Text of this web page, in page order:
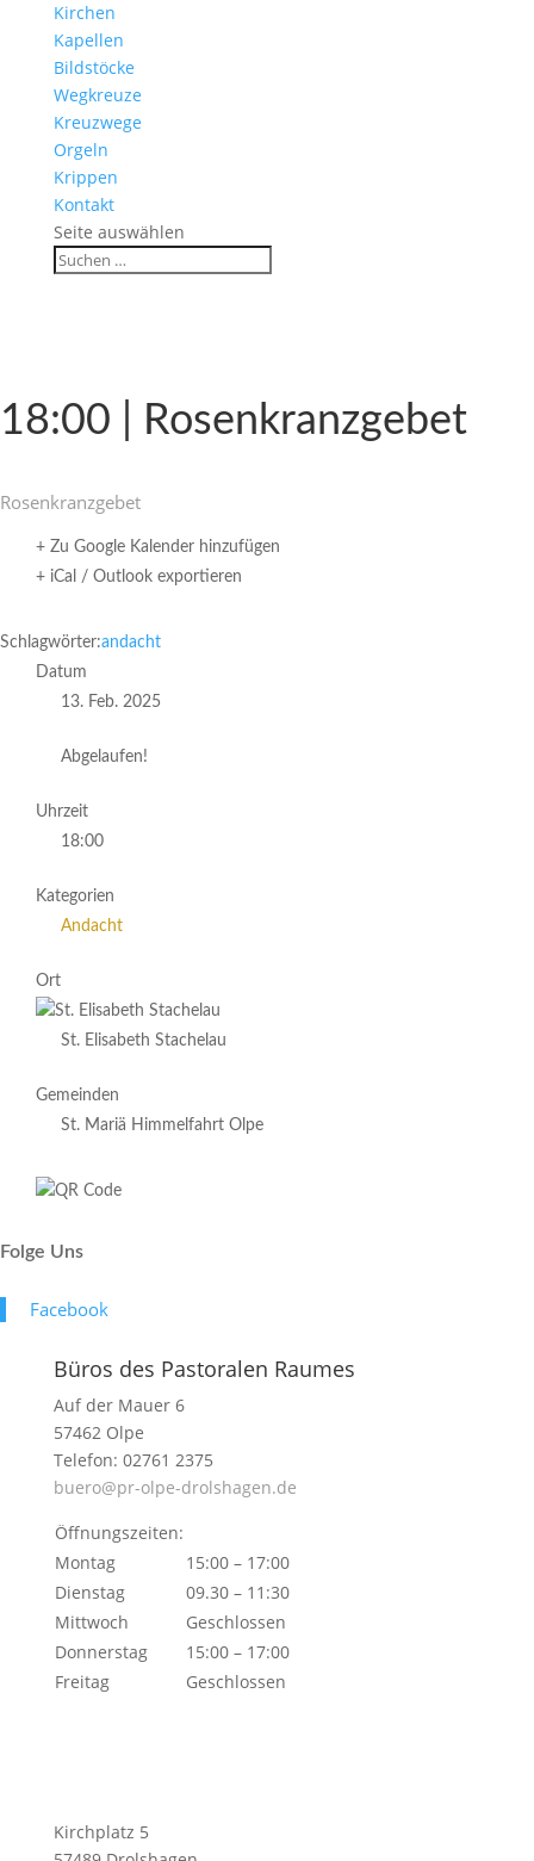
Kirchen
Kapellen
Bild­stöcke
Wegkreuze
Kreuz­wege
Orgeln
Krippen
Kontakt
Seite auswählen
18:00 | Rosenkranzgebet
Rosen­kranz­gebet
+ Zu Google Kalender hinzufügen
+ iCal / Outlook exportieren
Schlagwörter:andacht
Datum
13. Feb. 2025
Abgelaufen!
Uhrzeit
18:00
Kategorien
Andacht
Ort
St. Elisabeth Stachelau
Gemeinden
St. Mariä Himmelfahrt Olpe
Folge Uns
Face­book
Büros des Pastoralen Raumes
Auf der Mauer 6
57462 Olpe
Telefon: 02761 2375
buero@pr-olpe-drolshagen.de
Öffnungszeiten:
Montag
15:00 – 17:00
Dienstag
09.30 – 11:30
Mittwoch
Geschlossen
Donnerstag
15:00 – 17:00
Freitag
Geschlossen
Kirchplatz 5